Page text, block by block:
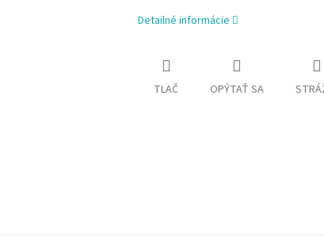
Detailné informácie
TLAČ OPÝTAŤ SA